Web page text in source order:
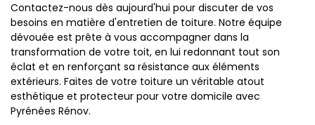
Contactez-nous dès aujourd'hui pour discuter de vos
besoins en matière d'entretien de toiture. Notre équipe
dévouée est prête à vous accompagner dans la
transformation de votre toit, en lui redonnant tout son
éclat et en renforçant sa résistance aux éléments
extérieurs. Faites de votre toiture un véritable atout
esthétique et protecteur pour votre domicile avec
Pyrénées Rénov.